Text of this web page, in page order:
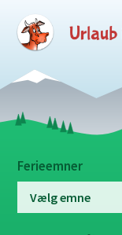
Ferieemner
Vælg emne